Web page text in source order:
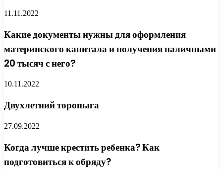
11.11.2022
Какие документы нужны для оформления
материнского капитала и получения наличными
20 тысяч с него?
10.11.2022
Двухлетний торопыга
27.09.2022
Когда лучше крестить ребенка? Как
подготовиться к обряду?